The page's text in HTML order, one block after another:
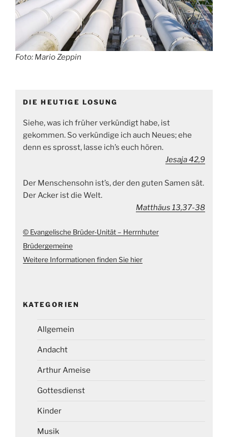
Foto: Mario Zeppin
DIE HEUTIGE LOSUNG
Siehe, was ich früher verkündigt habe, ist
gekommen. So verkündige ich auch Neues; ehe
denn es sprosst, lasse ich’s euch hören.
Jesaja 42,9
Der Menschensohn ist’s, der den guten Samen sät.
Der Acker ist die Welt.
Matthäus 13,37-38
© Evangelische Brüder-Unität – Herrnhuter
Brüdergemeine
Weitere Informationen finden Sie hier
KATEGORIEN
Allgemein
Andacht
Arthur Ameise
Gottesdienst
Kinder
Musik